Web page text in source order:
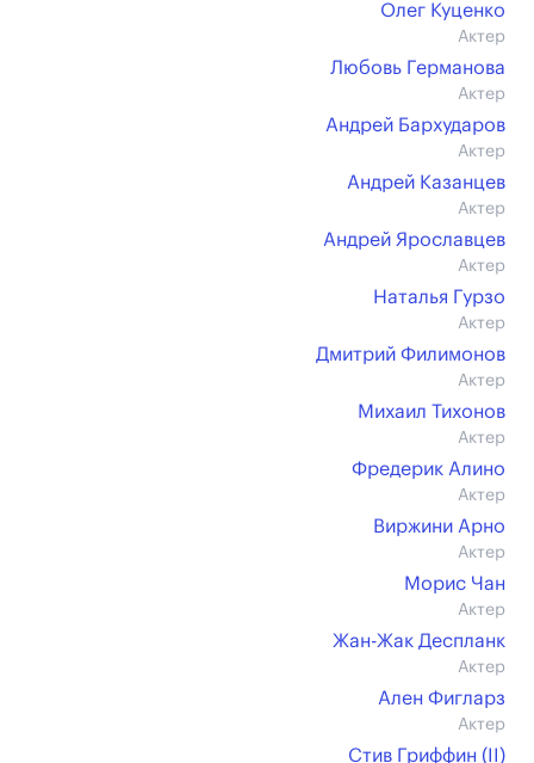
Олег Куценко
Актер
Любовь Германова
Актер
Андрей Бархударов
Актер
Андрей Казанцев
Актер
Андрей Ярославцев
Актер
Наталья Гурзо
Актер
Дмитрий Филимонов
Актер
Михаил Тихонов
Актер
Фредерик Алино
Актер
Виржини Арно
Актер
Морис Чан
Актер
Жан-Жак Деспланк
Актер
Ален Фигларз
Актер
Стив Гриффин (II)